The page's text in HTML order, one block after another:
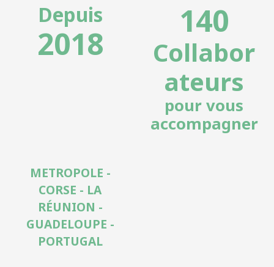
Depuis
2018
140
Collabor
ateurs
pour vous
accompagner
METROPOLE -
CORSE - LA
RÉUNION -
GUADELOUPE -
PORTUGAL